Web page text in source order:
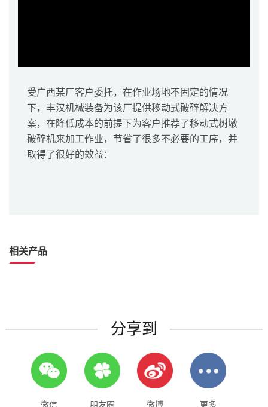
受广西某厂客户委托，在作业场地不固定的情况
下，丰汉机械装备为该厂提供移动式破碎解决方
案，在降低成本的前提下为客户推荐了移动式树墩
破碎机来加工作业，节省了很多不必要的工序，并
取得了很好的效益：
相关产品
分享到
微信 朋友圈 微博 更多